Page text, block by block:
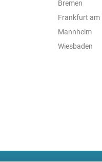
Bremen
Frankfurt am
Mannheim
Wiesbaden